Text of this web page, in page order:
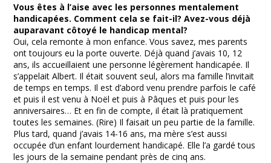
Vous êtes à l’aise avec les personnes mentalement
handicapées. Comment cela se fait-il? Avez-vous déjà
auparavant côtoyé le handicap mental?
Oui, cela remonte à mon enfance. Vous savez, mes parents
ont toujours eu la porte ouverte. Déjà quand j’avais 10, 12
ans, ils accueillaient une personne légèrement handicapée. Il
s’appelait Albert. Il était souvent seul, alors ma famille l’invitait
de temps en temps. Il est d’abord venu prendre parfois le café
et puis il est venu à Noël et puis à Pâques et puis pour les
anniversaires… Et en fin de compte, il était là pratiquement
toutes les semaines. (Rire) Il faisait un peu partie de la famille.
Plus tard, quand j’avais 14-16 ans, ma mère s’est aussi
occupée d’un enfant lourdement handicapé. Elle l’a gardé tous
les jours de la semaine pendant près de cinq ans.